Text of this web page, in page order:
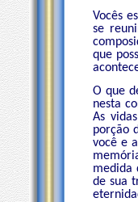
Vocês
se
que
O que
nesta
As
porção
você e
medida
de sua